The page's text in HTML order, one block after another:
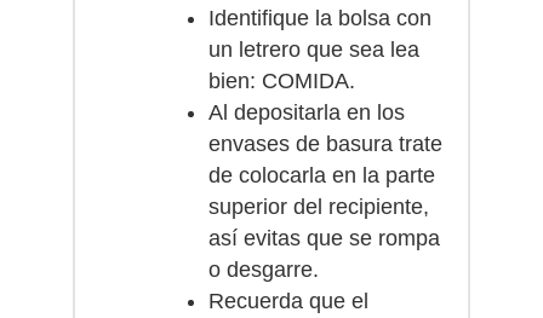
Identifique la bolsa con
un letrero que sea lea
bien: COMIDA.
Al depositarla en los
envases de basura trate
de colocarla en la parte
superior del recipiente,
así evitas que se rompa
o desgarre.
Recuerda que el